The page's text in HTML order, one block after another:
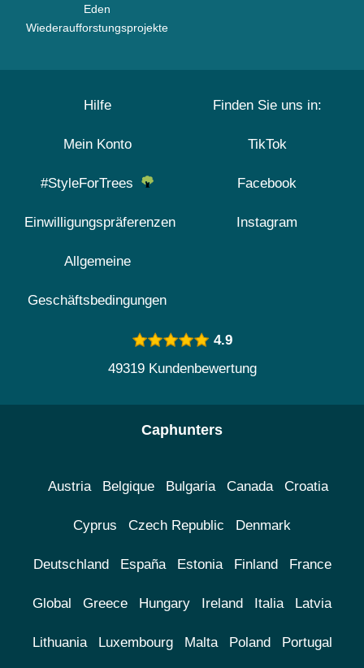
Eden
Wiederaufforstungsprojekte
Hilfe
Mein Konto
#StyleForTrees
Einwilligungspräferenzen
Allgemeine
Geschäftsbedingungen
Finden Sie uns in:
TikTok
Facebook
Instagram
4.9
49319 Kundenbewertung
Caphunters
Austria Belgique Bulgaria Canada Croatia
Cyprus Czech Republic Denmark
Deutschland España Estonia Finland France
Global Greece Hungary Ireland Italia Latvia
Lithuania Luxembourg Malta Poland Portugal